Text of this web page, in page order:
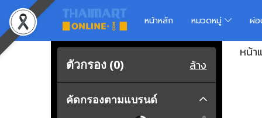
หน้าหลัก หมวดหมู่ ผ่
หน้า
ตัวกรอง (0) ล้าง
คัดกรองตามแบรนด์